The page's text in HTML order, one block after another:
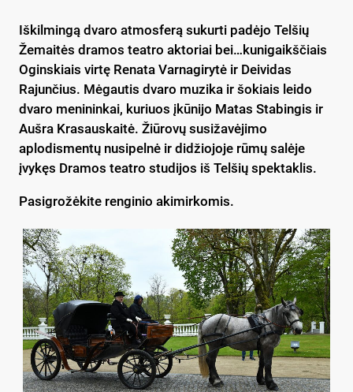
Iškilmingą dvaro atmosferą sukurti padėjo Telšių
Žemaitės dramos teatro aktoriai bei…kunigaikščiais
Oginskiais virtę Renata Varnagirytė ir Deividas
Rajunčius. Mėgautis dvaro muzika ir šokiais leido
dvaro menininkai, kuriuos įkūnijo Matas Stabingis ir
Aušra Krasauskaitė. Žiūrovų susižavėjimo
aplodismentų nusipelnė ir didžiojoje rūmų salėje
įvykęs Dramos teatro studijos iš Telšių spektaklis.
Pasigrožėkite renginio akimirkomis.